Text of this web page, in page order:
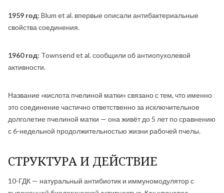
1959 год: Blum et al. впервые описали антибактериальные
свойства соединения.
1960 год: Townsend et al. сообщили об антиопухолевой
активности.
Название «кислота пчелиной матки» связано с тем, что именно
это соединение частично ответственно за исключительное
долголетие пчелиной матки — она живёт до 5 лет по сравнению
с 6-недельной продолжительностью жизни рабочей пчелы.
СТРУКТУРА И ДЕЙСТВИЕ
10-ГДК — натуральный антибиотик и иммуномодулятор с